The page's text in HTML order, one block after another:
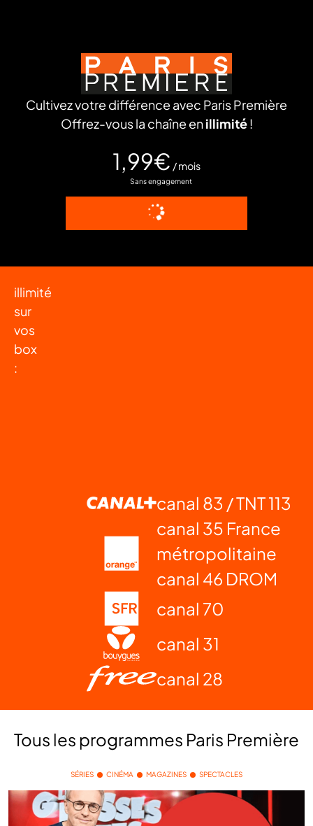
Cultivez votre différence avec Paris Première
Offrez-vous la chaîne enillimité!
1,99€ / mois
Sans engagement
illimité
sur
vos
box
:
canal 83 / TNT 113
canal 35 France
métropolitaine
canal 46 DROM
canal 70
canal 31
canal 28
Tous les programmes Paris Première
SÉRIES CINÉMA MAGAZINES SPECTACLES